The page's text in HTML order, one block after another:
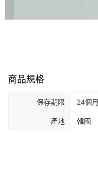
商品規格
保存期限 24個月
產地 韓國